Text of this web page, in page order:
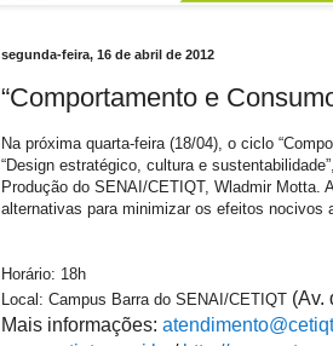
segunda-feira, 16 de abril de 2012
“Comportamento e
Na próxima quarta-feira (18/04), o ciclo
“Design estratégico, cultura e
Produção do SENAI/CETIQT, Wladmir Motta.
alternativas para minimizar os efeitos nocivos
Horário: 18h
Local: Campus Barra do SENAI/CETIQT (Av.
Mais informações: